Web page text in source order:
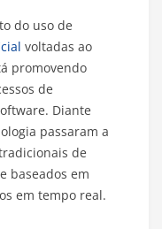
do uso de
voltadas ao
promovendo
de
Diante
passaram a
de
baseados em
em tempo real.